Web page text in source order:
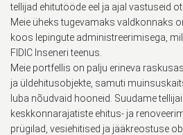
tellijad ehitutööde eel ja ajal vastuseid
Meie üheks tugevamaks valdkonnaks
koos lepingute administreerimisega,
FIDIC Inseneri teenus.
Meie portfellis on palju erineva
ja üldehitusobjekte, samuti
luba nõudvaid hooneid. Suudame
keskkonnarajatiste ehitus- ja
prügilad, vesiehitised ja jääkreostuse